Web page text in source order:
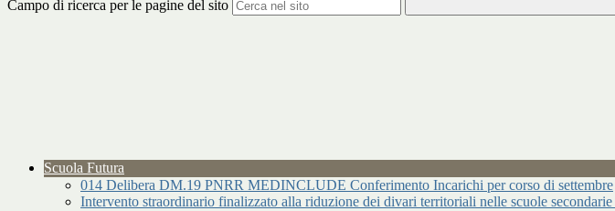
Campo di ricerca per le pagine del sito
Scuola Futura
014 Delibera DM.19 PNRR MEDINCLUDE Conferimento Incarichi per corso di settembre
Intervento straordinario finalizzato alla riduzione dei divari territoriali nelle scuole